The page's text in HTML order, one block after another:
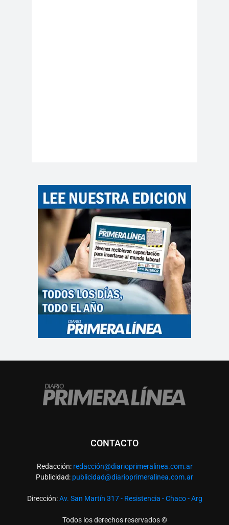
CONTACTO
Redacción: redacción@diarioprimeralinea.com.ar
Publicidad: publicidad@diarioprimeralinea.com.ar
Dirección:Av. San Martín 317 - Resistencia - Chaco - Arg
Todos los derechos reservados ©